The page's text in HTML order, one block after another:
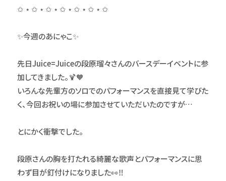
✩ ⋆ ✩ ⋆ ✩ ⋆ ✩ ⋆ ✩ ⋆ ✩ ⋆ ✩
✨今週のあにゃこ✨
先日Juice=Juiceの段原瑠々さんのバースデーイベントに参
加してきました。🍹🧡
いろんな先輩方のソロでのパフォーマンスを直接見て学びた
く、今回お祝いの場に参加させていただいたのですが…
とにかく衝撃でした。
段原さんの胸を打たれる綺麗な歌声とパフォーマンスに思
わず目が釘付けになりました👀‼️